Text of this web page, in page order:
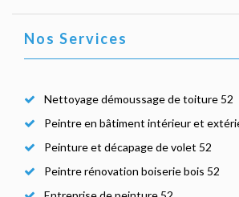
Nos Services
Nettoyage démoussage de toiture 52
Peintre en bâtiment intérieur et
Peinture et décapage de volet 52
Peintre rénovation boiserie bois 52